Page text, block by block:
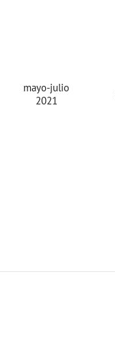
mayo-julio
2021